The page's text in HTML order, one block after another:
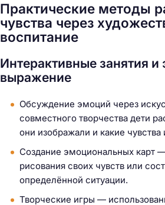
Практические методы
чувства через
воспитание
Интерактивные занятия и
выражение
Обсуждение эмоций через
совместного творчества дети
они изображали и какие
Создание эмоциональных карт
рисования своих чувств или
определённой ситуации.
Творческие игры —